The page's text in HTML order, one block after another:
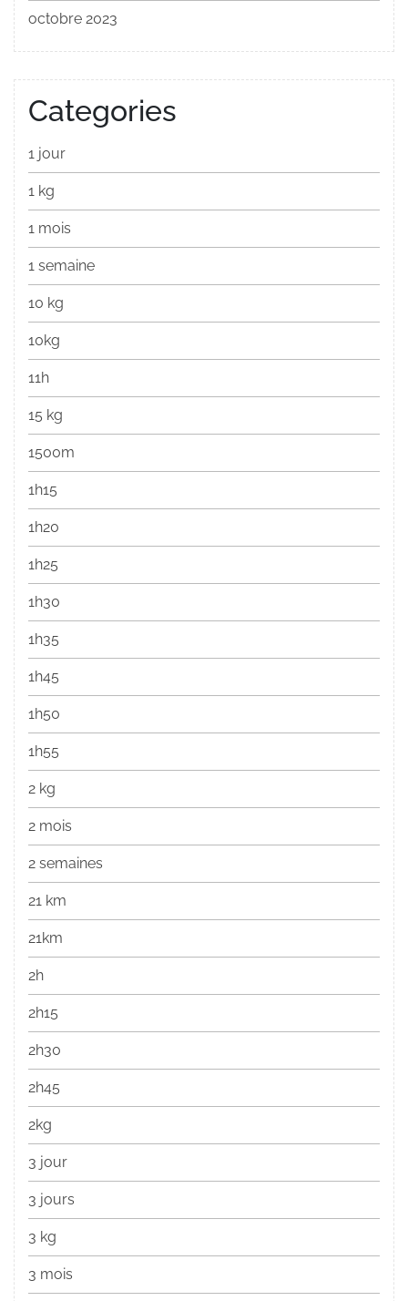
octobre 2023
Categories
1 jour
1 kg
1 mois
1 semaine
10 kg
10kg
11h
15 kg
1500m
1h15
1h20
1h25
1h30
1h35
1h45
1h50
1h55
2 kg
2 mois
2 semaines
21 km
21km
2h
2h15
2h30
2h45
2kg
3 jour
3 jours
3 kg
3 mois